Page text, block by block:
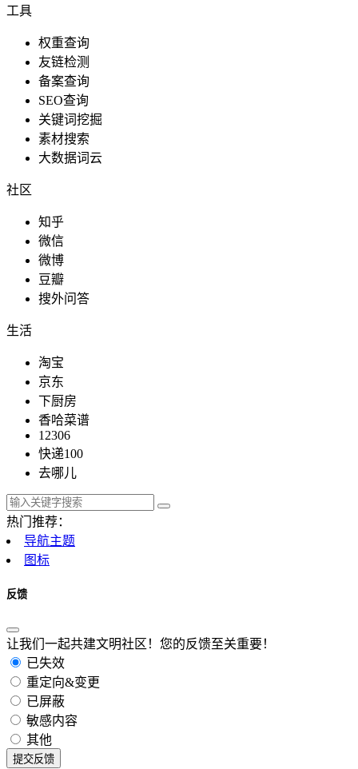
工具
权重查询
友链检测
备案查询
SEO查询
关键词挖掘
素材搜索
大数据词云
社区
知乎
微信
微博
豆瓣
搜外问答
生活
淘宝
京东
下厨房
香哈菜谱
12306
快递100
去哪儿
热门推荐：
导航主题
图标
反馈
让我们一起共建文明社区！您的反馈至关重要！
已失效
重定向&变更
已屏蔽
敏感内容
其他
提交反馈